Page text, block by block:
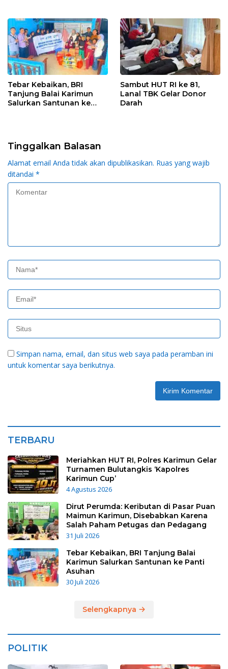
Tebar Kebaikan, BRI
Tanjung Balai Karimun
Salurkan Santunan ke
Sambut HUT RI ke 81,
Lanal TBK Gelar Donor
Darah
Tinggalkan Balasan
Alamat email Anda tidak akan dipublikasikan. Ruas yang wajib
ditandai *
Simpan nama, email, dan situs web saya pada peramban ini
untuk komentar saya berikutnya.
TERBARU
Meriahkan HUT RI, Polres Karimun Gelar
Turnamen Bulutangkis ‘Kapolres
Karimun Cup’
4 Agustus 2026
Dirut Perumda: Keributan di Pasar Puan
Maimun Karimun, Disebabkan Karena
Salah Paham Petugas dan Pedagang
31 Juli 2026
Tebar Kebaikan, BRI Tanjung Balai
Karimun Salurkan Santunan ke Panti
Asuhan
30 Juli 2026
Selengkapnya
POLITIK